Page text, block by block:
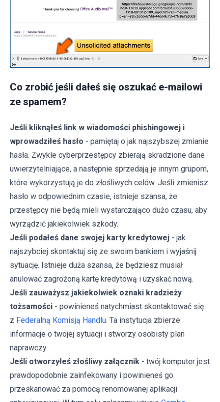
Co zrobić jeśli dałeś się oszukać e-mailowi
ze spamem?
Jeśli kliknąłeś link w wiadomości phishingowej i
wprowadziłeś hasło - pamiętaj o jak najszybszej zmianie
hasła. Zwykle cyberprzestępcy zbierają skradzione dane
uwierzytelniające, a następnie sprzedają je innym grupom,
które wykorzystują je do złośliwych celów. Jeśli zmienisz
hasło w odpowiednim czasie, istnieje szansa, że
przestępcy nie będą mieli wystarczająco dużo czasu, aby
wyrządzić jakiekolwiek szkody.
Jeśli podałeś dane swojej karty kredytowej - jak
najszybciej skontaktuj się ze swoim bankiem i wyjaśnij
sytuację. Istnieje duża szansa, że będziesz musiał
anulować zagrożoną kartę kredytową i uzyskać nową.
Jeśli zauważysz jakiekolwiek oznaki kradzieży
tożsamości - powinieneś natychmiast skontaktować się
z Federalną Komisją Handlu. Ta instytucja zbierze
informacje o twojej sytuacji i stworzy osobisty plan
naprawczy.
Jeśli otworzyłeś złośliwy załącznik - twój komputer jest
prawdopodobnie zainfekowany i powinieneś go
przeskanować za pomocą renomowanej aplikacji